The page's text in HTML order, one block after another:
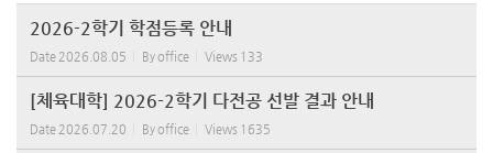
2026-2학기 학점등록 안내
Date 2026.08.05 Byoffice Views 133
[체육대학] 2026-2학기 다전공 선발 결과 안내
Date 2026.07.20 Byoffice Views 1635